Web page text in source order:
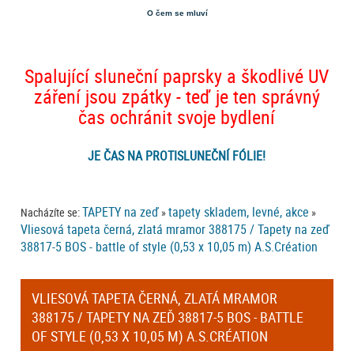
O čem se mluví
Spalující sluneční paprsky a škodlivé UV
záření jsou zpátky - teď je ten správný
čas ochránit svoje bydlení
JE ČAS NA PROTISLUNEČNÍ FÓLIE!
Nacházíte se:TAPETY na zeď »tapety skladem, levné, akce »
Vliesová tapeta černá, zlatá mramor 388175 / Tapety na zeď
38817-5 BOS - battle of style (0,53 x 10,05 m) A.S.Création
VLIESOVÁ TAPETA ČERNÁ, ZLATÁ MRAMOR
388175 / TAPETY NA ZEĎ 38817-5 BOS - BATTLE
OF STYLE (0,53 X 10,05 M) A.S.CRÉATION